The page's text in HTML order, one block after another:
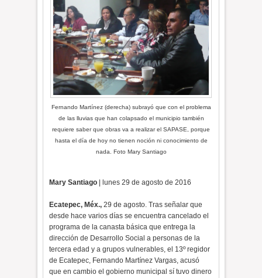
Fernando Martínez (derecha) subrayó que con el problema
de las lluvias que han colapsado el municipio también
requiere saber que obras va a realizar el SAPASE, porque
hasta el día de hoy no tienen noción ni conocimiento de
nada. Foto Mary Santiago
Mary Santiago | lunes 29 de agosto de 2016
Ecatepec, Méx., 29 de agosto. Tras señalar que
desde hace varios días se encuentra cancelado el
programa de la canasta básica que entrega la
dirección de Desarrollo Social a personas de la
tercera edad y a grupos vulnerables, el 13º regidor
de Ecatepec, Fernando Martínez Vargas, acusó
que en cambio el gobierno municipal sí tuvo dinero